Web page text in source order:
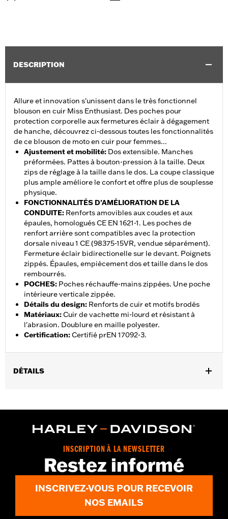
DESCRIPTION
Allure et innovation s'unissent dans le très fonctionnel
blouson en cuir Miss Enthusiast. Des poches pour
protection corporelle aux fermetures éclair à dégagement
de hanche, découvrez ci-dessous toutes les fonctionnalités
de ce blouson de moto en cuir pour femmes...
Ajustement et mobilité: Dos extensible. Manches
préformées. Pattes à bouton-pression à la taille. Deux
zips de réglage à la taille dans le dos. La coupe classique
plus ample améliore le confort et offre plus de souplesse
physique.
FONCTIONNALITÉS D’AMÉLIORATION DE LA
CONDUITE: Renforts amovibles aux coudes et aux
épaules, homologués CE EN 1621-1. Les poches de
renfort arrière sont compatibles avec la protection
dorsale niveau 1 CE (98375-15VR, vendue séparément).
Fermeture éclair bidirectionelle sur le devant. Poignets
zippés. Épaules, empiècement dos et taille dans le dos
rembourrés.
POCHES: Poches réchauffe-mains zippées. Une poche
intérieure verticale zippée.
Détails du design: Renforts de cuir et motifs brodés
Matériaux:Cuir de vachette mi-lourd et résistant à
l'abrasion. Doublure en maille polyester.
Certification:Certifié prEN 17092-3.
DÉTAILS
Caractéristiques fonctionnelles:Résistance à l’abrasion,
pression à la taille ,Fermeture éclair à double sens sur le devant
Garantie limitée de 5 ans - Rendez-vous sur
d.com/warranty
pour plus de détails
Importé
INSCRIPTION À LA NEWSLETTER
Restez informé
INSCRIVEZ-VOUS POUR RECEVOIR
NOS EMAILS